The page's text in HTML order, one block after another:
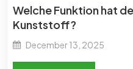
Welche Funktion hat
Kunststoff?
December 13, 2025